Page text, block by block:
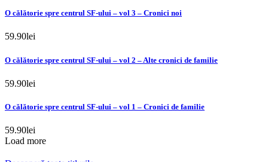
O călătorie spre centrul SF-ului – vol 3 – Cronici noi
59.90lei
O călătorie spre centrul SF-ului – vol 2 – Alte cronici de familie
59.90lei
O călătorie spre centrul SF-ului – vol 1 – Cronici de familie
59.90lei
Load more